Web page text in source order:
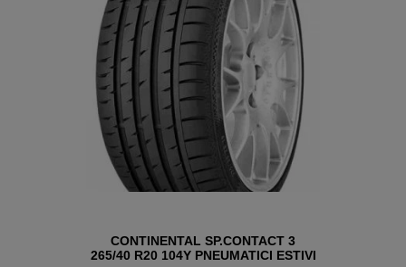
CONTINENTAL SP.CONTACT 3
265/40 R20 104Y PNEUMATICI ESTIVI